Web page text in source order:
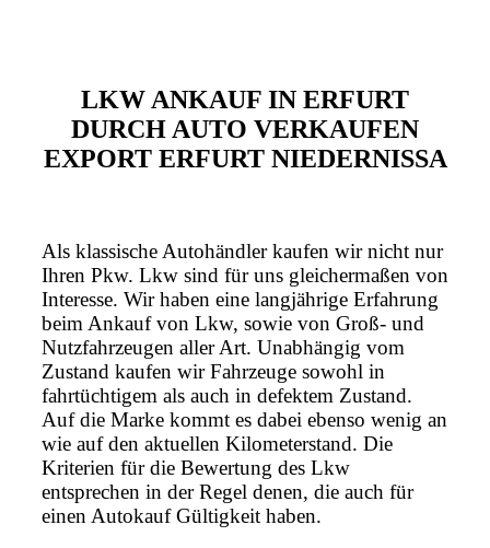
LKW ANKAUF IN ERFURT
DURCH AUTO VERKAUFEN
EXPORT ERFURT NIEDERNISSA
Als klassische Autohändler kaufen wir nicht nur
Ihren Pkw. Lkw sind für uns gleichermaßen von
Interesse. Wir haben eine langjährige Erfahrung
beim Ankauf von Lkw, sowie von Groß- und
Nutzfahrzeugen aller Art. Unabhängig vom
Zustand kaufen wir Fahrzeuge sowohl in
fahrtüchtigem als auch in defektem Zustand.
Auf die Marke kommt es dabei ebenso wenig an
wie auf den aktuellen Kilometerstand. Die
Kriterien für die Bewertung des Lkw
entsprechen in der Regel denen, die auch für
einen Autokauf Gültigkeit haben.